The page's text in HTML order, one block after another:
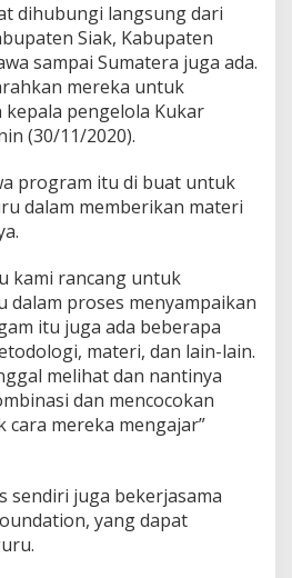
dihubungi langsung dari
Siak, Kabupaten
sampai Sumatera juga ada.
mereka untuk
pengelola Kukar
(30/11/2020).
program itu di buat untuk
dalam memberikan materi
kami rancang untuk
dalam proses menyampaikan
itu juga ada beberapa
materi, dan lain-lain.
melihat dan nantinya
dan mencocokan
mereka mengajar”
sendiri juga bekerjasama
yang dapat